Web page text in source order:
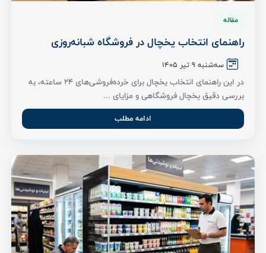
مقاله
راهنمای انتخاب یخچال در فروشگاه شبانه‌روزی
سه‌شنبه 9 تیر ۱۴۰۵
در این راهنمای انتخاب یخچال برای خرده‌فروشی‌های ۲۴ ساعته، به
بررسی دقیق یخچال فروشگاهی و مزایای ...
ادامه مطلب